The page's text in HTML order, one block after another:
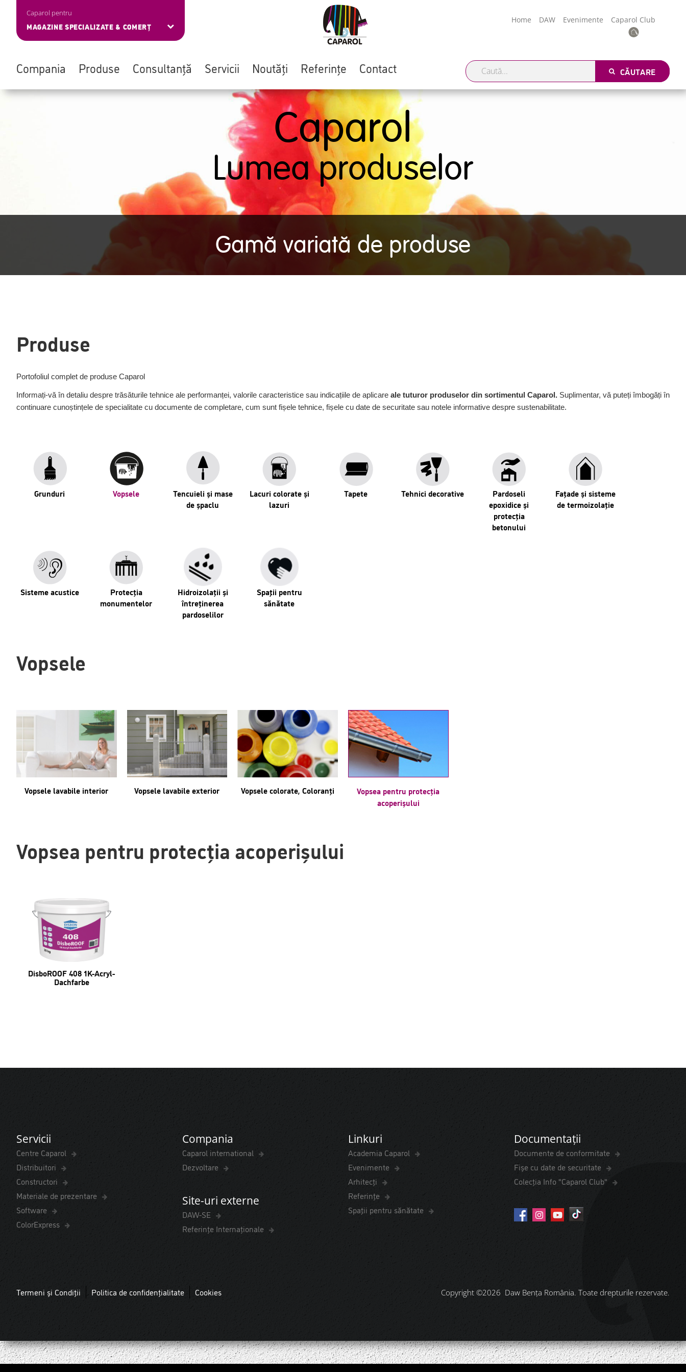
Skip
Caparol pentru
MAGAZINE SPECIALIZATE & COMERȚ
Home DAW Evenimente Caparol Club
Compania Produse Consultanță Servicii Noutăți Referințe Contact CĂUTARE
Navigation
Caparol
Lumea produselor
Gamă variată de produse
Produse
Portofoliul complet de produse Caparol
Informați-vă în detaliu despre trăsăturile tehnice ale performanței, valorile caracteristice sau indicațiile de aplicare ale tuturor produselor din sortimentul Caparol. Suplimentar, vă puteți îmbogăți în
continuare cunoștințele de specialitate cu documente de completare, cum sunt fișele tehnice, fișele cu date de securitate sau notele informative despre sustenabilitate.
Grunduri Vopsele
Tencuieli și mase
de șpaclu
Lacuri colorate și
lazuri
Tapete Tehnici decorative
Pardoseli
epoxidice și
protecția
betonului
Fațade și sisteme
de termoizolație
Sisteme acustice
Protecția
monumentelor
Hidroizolații și
întreținerea
pardoselilor
Spaţii pentru
sănătate
Vopsele
Vopsele lavabile interior Vopsele lavabile exterior Vopsele colorate, Coloranți
Vopsea pentru protecția
acoperișului
Vopsea pentru protecția acoperișului
DisboROOF 408 1K-Acryl-
Dachfarbe
Servicii
Centre Caparol
Distribuitori
Constructori
Materiale de prezentare
Software
ColorExpress
Compania
Caparol international
Dezvoltare
Site-uri externe
DAW-SE
Referințe Internaționale
Linkuri
Academia Caparol
Evenimente
Arhitecți
Referințe
Spaţii pentru sănătate
Documentații
Documente de conformitate
Fișe cu date de securitate
Colecția Info "Caparol Club"
Termeni și Condiții Politica de confidențialitate Cookies Copyright ©2026 Daw Benţa România. Toate drepturile rezervate.